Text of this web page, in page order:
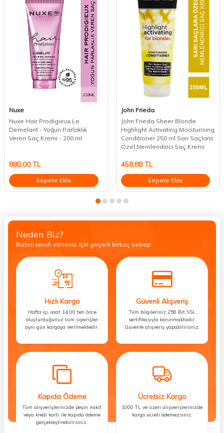
Nuxe
Nuxe Hair Prodigieux Le
Demelant - Yoğun Parlaklık
Veren Saç Kremi - 200 ml
880,00TL
Sepete Ekle
John Frieda
John Frieda Sheer Blonde
Highlight Activating Moisturising
Conditioner 250 ml Sarı Saçlara
Özel Nemlendirici Saç Kremi
458,88TL
Sepete Ekle
Neden Biz?
Bizleri tercih etmeniz için geçerli birkaç sebep.
Hızlı Kargo
Hafta içi saat 14:00’ten önce
oluşturduğunuz tüm siparişler
aynı gün kargoya verilmektedir.
Güvenli Alışveriş
Tüm bilgileriniz 256 Bit SSL
sertifikasıyla korunmaktadır.
Güvenle alışveriş yapabilirsiniz.
Kapıda Ödeme
Tüm alışverişlerinizde peşin nakit
veya kredi kartı ile kapıda ödeme
gerçekleştirebilirsiniz.
Ücretsiz Kargo
1000 TL ve üzeri alışverişlerinizde
kargo ücreti ödemezsiniz.